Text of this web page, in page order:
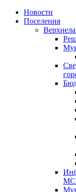
Skip
Новости
Поселения